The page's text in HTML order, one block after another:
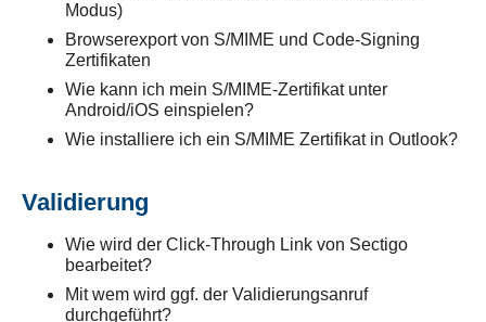
Modus)
Browserexport von S/MIME und Code-Signing
Zertifikaten
Wie kann ich mein S/MIME-Zertifikat unter
Android/iOS einspielen?
Wie installiere ich ein S/MIME Zertifikat in Outlook?
Validierung
Wie wird der Click-Through Link von Sectigo
bearbeitet?
Mit wem wird ggf. der Validierungsanruf
durchgeführt?